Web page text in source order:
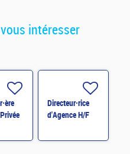
intéresser
Directeur·rice
d'Agence H/F